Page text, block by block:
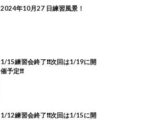
2024年10月27 日練習風景！
1/15練習会終了❗️❗️次回は1/19に開
催予定❗️❗️
1/12練習会終了❗️❗️次回は1/15に開